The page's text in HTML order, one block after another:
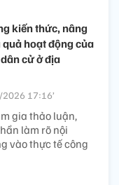
kiến thức, nâng
quả hoạt động của
cử ở địa
17:16’
gia thảo luận,
làm rõ nội
vào thực tế công